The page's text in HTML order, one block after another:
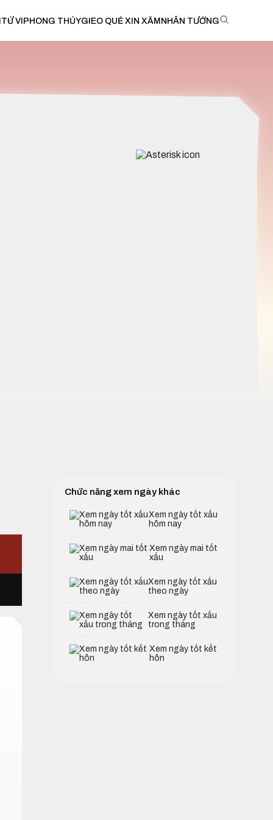
TỬ VI PHONG THỦYGIEO QUẺ XIN XĂM NHÂN TƯỚNG
Chức năng xem ngày khác
Xem ngày tốt xấu
hôm nay
Xem ngày mai tốt
xấu
Xem ngày tốt xấu
theo ngày
Xem ngày tốt xấu
trong tháng
Xem ngày tốt kết
hôn